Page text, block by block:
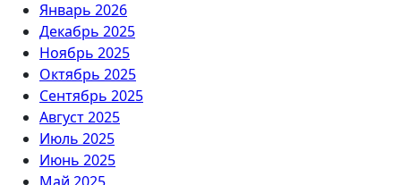
Январь 2026
Декабрь 2025
Ноябрь 2025
Октябрь 2025
Сентябрь 2025
Август 2025
Июль 2025
Июнь 2025